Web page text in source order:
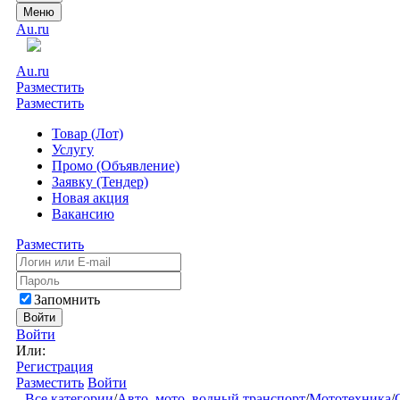
Меню
Au.ru
Au.ru
Разместить
Разместить
Товар (Лот)
Услугу
Промо (Объявление)
Заявку (Тендер)
Новая акция
Вакансию
Разместить
Запомнить
Войти
Войти
Или:
Регистрация
Разместить Войти